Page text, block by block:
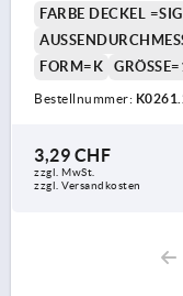
FARBE DECKEL
FORM=K
GRÖSSE=1
Bestellnummer:
3,29 CHF
zzgl. MwSt.
zzgl. Versandkosten